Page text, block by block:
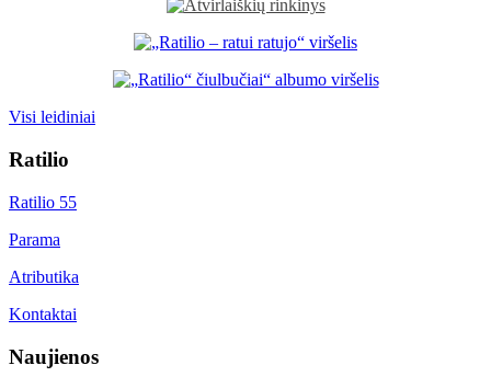
Visi leidiniai
Ratilio
Ratilio 55
Parama
Atributika
Kontaktai
Naujienos